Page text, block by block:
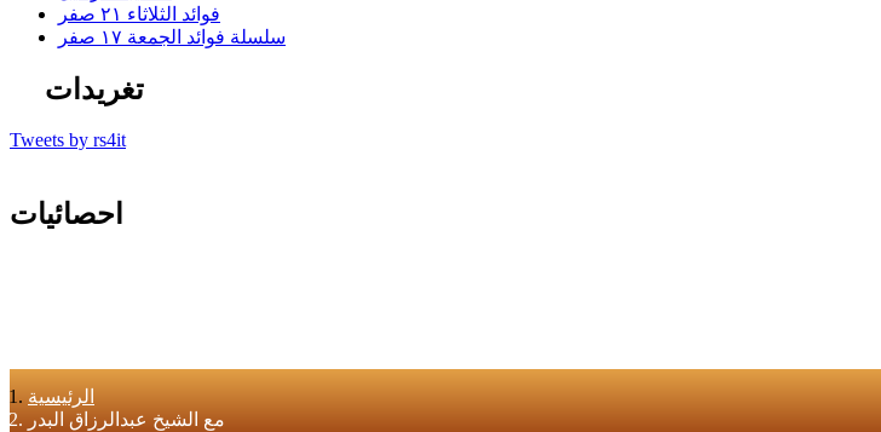
فوائد الثلاثاء ٢١ صفر
سلسلة فوائد الجمعة ١٧ صفر
تغريدات
Tweets by rs4it
احصائيات
الرئيسية
مع الشيخ عبدالرزاق البدر